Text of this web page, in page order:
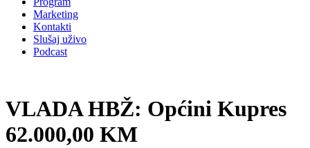
Marketing
Kontakti
Slušaj uživo
Podcast
VLADA HBŽ: Općini Kupres
62.000,00 KM